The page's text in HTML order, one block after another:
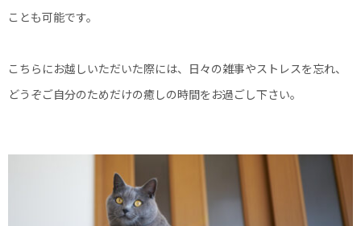
ことも可能です。
こちらにお越しいただいた際には、日々の雑事やストレスを忘れ、
どうぞご自分のためだけの癒しの時間をお過ごし下さい。